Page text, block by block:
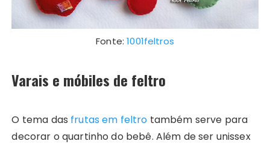
Fonte:1001feltros
Varais e móbiles de feltro
O tema das frutas em feltro também serve para
decorar o quartinho do bebê. Além de ser unissex